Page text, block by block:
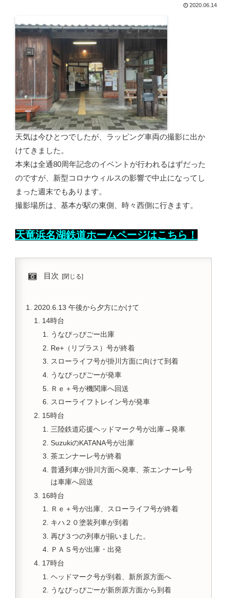
2020.06.14
天気は今ひとつでしたが、ラッピング車両の撮影に出か
けてきました。
本来は全通80周年記念のイベントが行われるはずだった
のですが、新型コロナウィルスの影響で中止になってし
まった週末でもあります。
撮影場所は、基本が駅の東側、時々西側に行きます。
天竜浜名湖鉄道ホームページはこちら！
目次
2020.6.13 午後から夕方にかけて
14時台
うなぴっぴごー出庫
Re+（リプラス）号が終着
スローライフ号が掛川方面に向けて到着
うなぴっぴごーが発車
Ｒｅ＋号が機関庫へ回送
スローライフトレイン号が発車
15時台
三陸鉄道応援ヘッドマーク号が出庫→発車
SuzukiのKATANA号が出庫
茶エンナーレ号が終着
普通列車が掛川方面へ発車、茶エンナーレ号
は車庫へ回送
16時台
Ｒｅ＋号が出庫、スローライフ号が終着
キハ２０塗装列車が到着
再び３つの列車が揃いました。
ＰＡＳ号が出庫・出発
17時台
ヘッドマーク号が到着、新所原方面へ
うなぴっぴごーが新所原方面から到着